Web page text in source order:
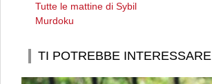
Tutte le mattine di Sybil
Murdoku
TI POTREBBE INTERESSARE